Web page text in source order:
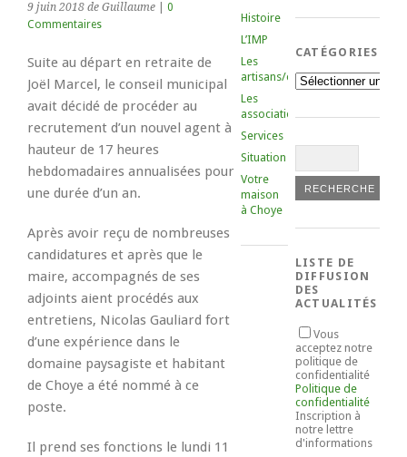
9 juin 2018 de Guillaume
0
Commentaires
Suite au départ en retraite de
Joël Marcel, le conseil municipal
avait décidé de procéder au
recrutement d’un nouvel agent à
hauteur de 17 heures
hebdomadaires annualisées pour
une durée d’un an.
Après avoir reçu de nombreuses
candidatures et après que le
maire, accompagnés de ses
adjoints aient procédés aux
entretiens, Nicolas Gauliard fort
d’une expérience dans le
domaine paysagiste et habitant
de Choye a été nommé à ce
poste.
Il prend ses fonctions le lundi 11
Histoire
L’IMP
Les
artisans/commerçants
Les
associations
Services
Situation
Votre
maison
à Choye
CATÉGORIES
Catégories
LISTE DE
DIFFUSION
DES
ACTUALITÉS
Vous
acceptez notre
politique de
confidentialité
Politique de
confidentialité
Inscription à
notre lettre
d'informations